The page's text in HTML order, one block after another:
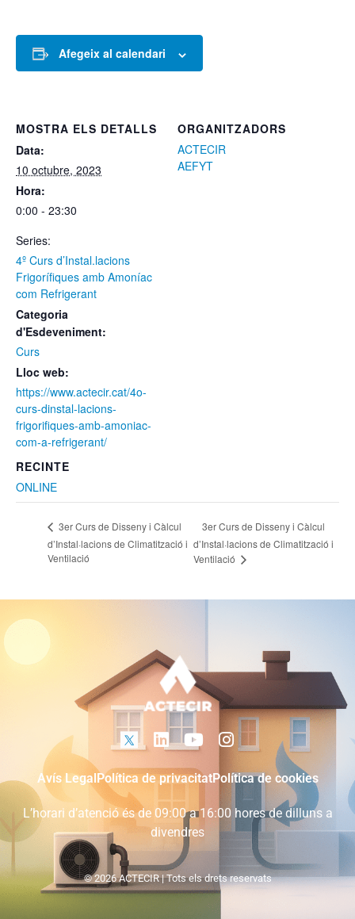
Afegeix al calendari
MOSTRA ELS DETALLS
Data:
10 octubre, 2023
Hora:
0:00 - 23:30
Series:
4º Curs d’Instal.lacions
Frigorífiques amb Amoníac
com Refrigerant
Categoria
d'Esdeveniment:
Curs
Lloc web:
https://www.actecir.cat/4o-
curs-dinstal-lacions-
frigorifiques-amb-amoniac-
com-a-refrigerant/
RECINTE
ONLINE
ORGANITZADORS
ACTECIR
AEFYT
3er Curs de Disseny i Càlcul
d’Instal·lacions de Climatització i
Ventilació
3er Curs de Disseny i Càlcul
d’Instal·lacions de Climatització i
Ventilació
Avís LegalPolítica de privacitatPolítica de cookies
L’horari d’atenció és de 09:00 a 16:00 hores de dilluns a
divendres
© 2026 ACTECIR | Tots els drets reservats